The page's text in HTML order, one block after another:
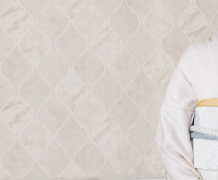
ママ振袖相談会